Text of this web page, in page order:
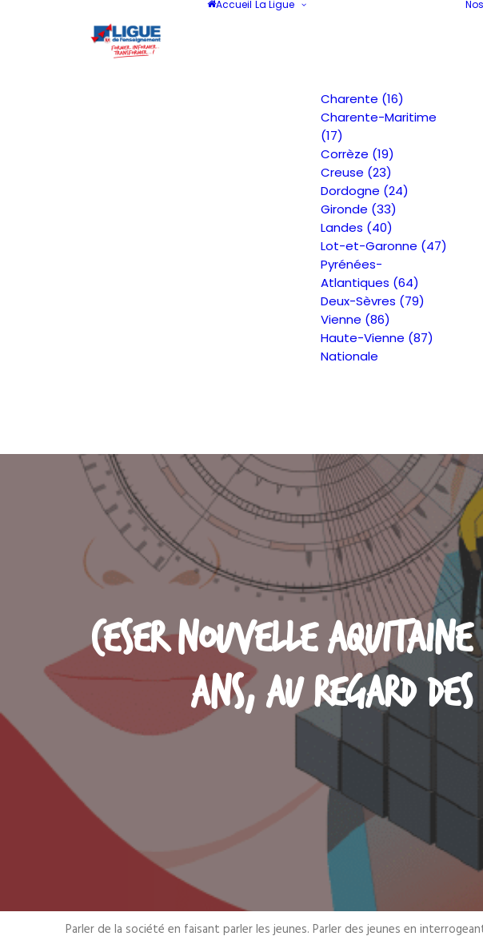
Accueil La Ligue
Charente (16)
Charente-Maritime
(17)
Corrèze (19)
Creuse (23)
Dordogne (24)
Gironde (33)
Landes (40)
Lot-et-Garonne (47)
Pyrénées-
Atlantiques (64)
Deux-Sèvres (79)
Vienne (86)
Haute-Vienne (87)
Nationale
Ceser Nouvelle
ans, au regard des
Parler de la société en faisant parler les jeunes. Parler des jeunes en